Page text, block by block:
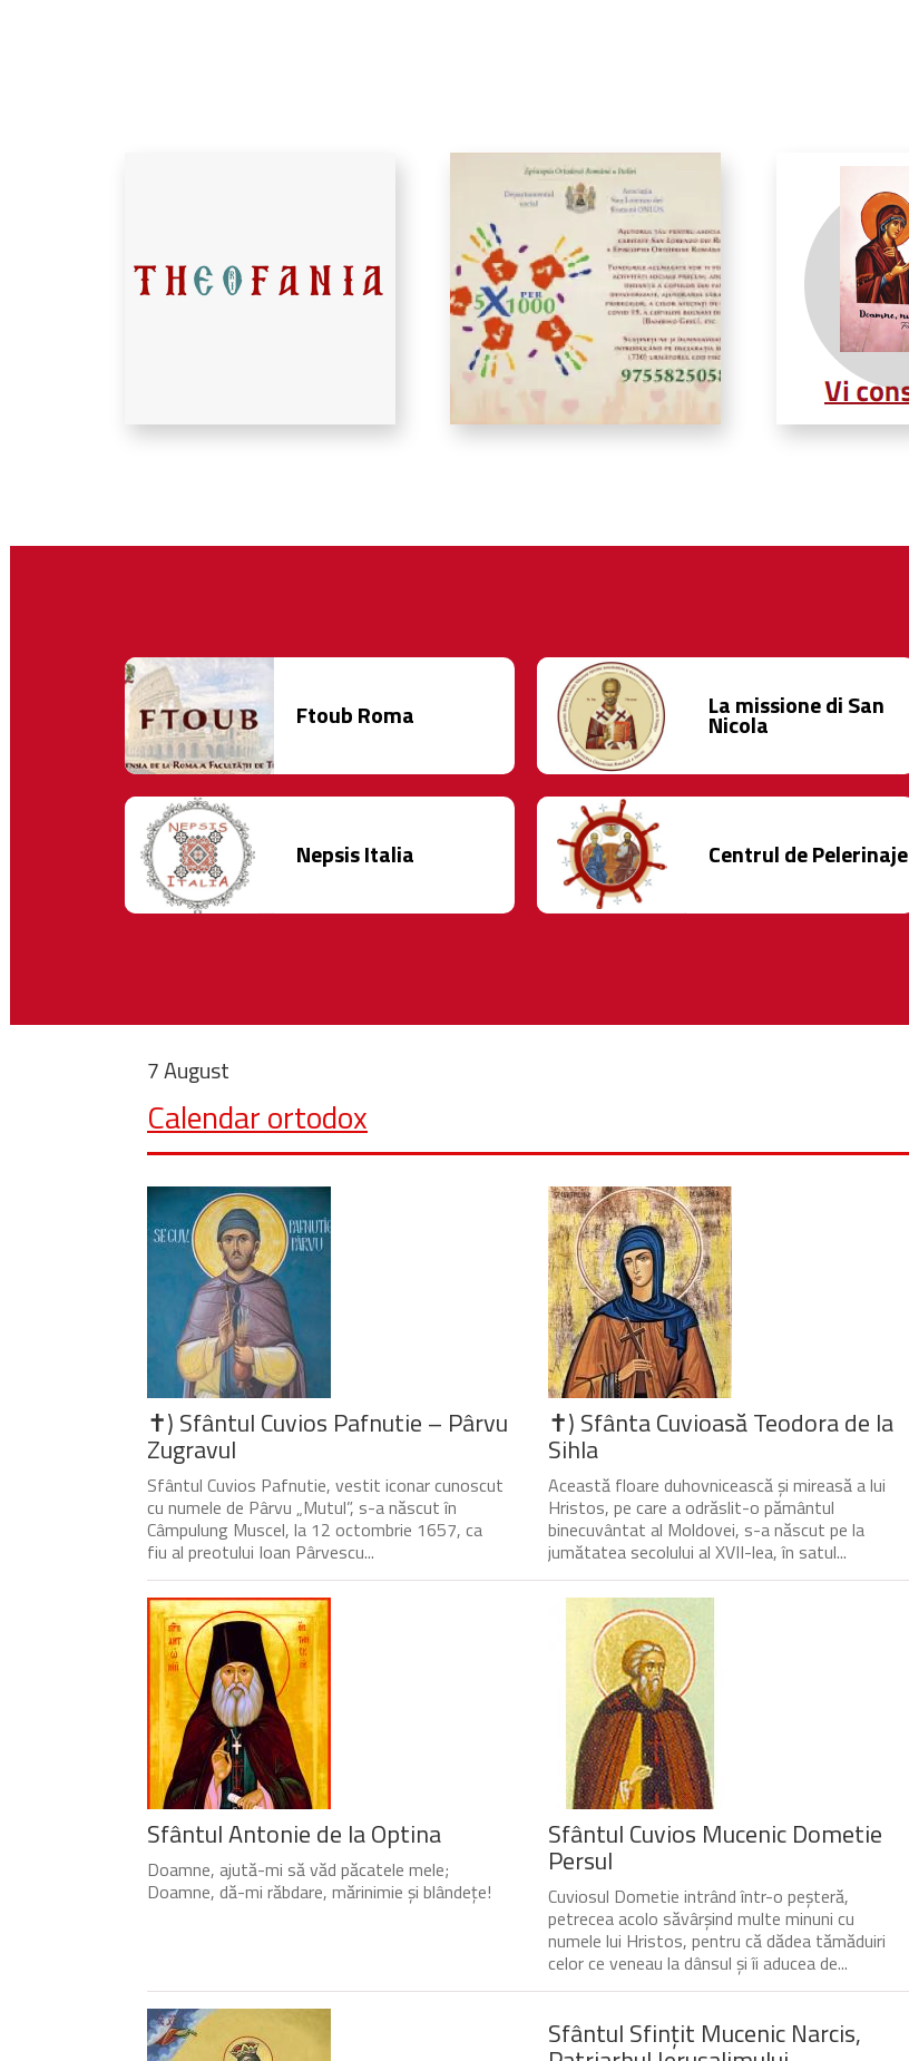
Ftoub Roma La missione di San
Nicola
Nepsis Italia Centrul de Pelerinaje
7 August
Calendar ortodox
✝) Sfântul Cuvios Pafnutie – Pârvu
Zugravul
Sfântul Cuvios Pafnutie, vestit iconar cunoscut
cu numele de Pârvu „Mutul”, s-a născut în
Câmpulung Muscel, la 12 octombrie 1657, ca
fiu al preotului Ioan Pârvescu...
✝) Sfânta Cuvioasă Teodora de la
Sihla
Această floare duhovnicească și mireasă a lui
Hristos, pe care a odrăslit-o pământul
binecuvântat al Moldovei, s-a născut pe la
jumătatea secolului al XVII-lea, în satul...
Sfântul Antonie de la Optina
Doamne, ajută-mi să văd păcatele mele;
Doamne, dă-mi răbdare, mărinimie şi blândeţe!
Sfântul Cuvios Mucenic Dometie
Persul
Cuviosul Dometie intrând într-o peșteră,
petrecea acolo săvârșind multe minuni cu
numele lui Hristos, pentru că dădea tămăduiri
celor ce veneau la dânsul și îi aducea de...
Sfântul Sfinţit Mucenic Narcis,